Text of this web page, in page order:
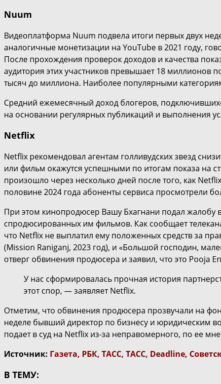
Nuum
Видеоплатформа Nuum подвела итоги первых двух
аналогичные монетизации на YouTube в 2021 году,
После прохождения проверок доходов и качества
аудитория этих участников превышает 18 миллионов
тысяч до миллиона. Наиболее популярными
Средний ежемесячный доход блогеров,
на основании регулярных публикаций и выполнения
Netflix
Netflix рекомендовал агентам голливудских звезд
или фильм окажутся успешными по итогам показа на
произошло через несколько дней после того, как
половине 2024 года абоненты сервиса просмотрели
При этом кинопродюсер Вашу Бхагнани подал жалобу
спродюсированных им фильмов. Как сообщает
что Netflix не выплатил ему положенных средств за
(Mission Raniganj, 2023 год), и «Большой господин,
отверг обвинения продюсера и заявил, что это Pooja
У нас сформировалась прочная история
этот спор, — заявляет Netflix.
Отметим, что обвинения продюсера прозвучали на
неделе бывший директор по бизнесу и юридическим
подает в суд на Netflix из-за неправомерного, по ее
Источник: Газета, РБК, ТАСС, ТАСС, Deadline,
В ТЕМУ: